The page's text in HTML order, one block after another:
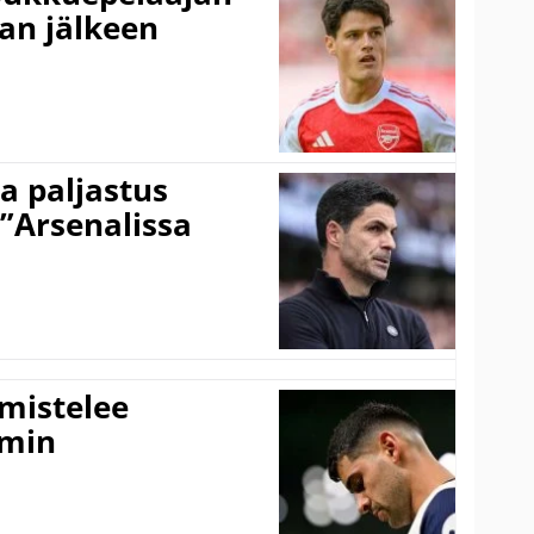
jälkeen
paljastus